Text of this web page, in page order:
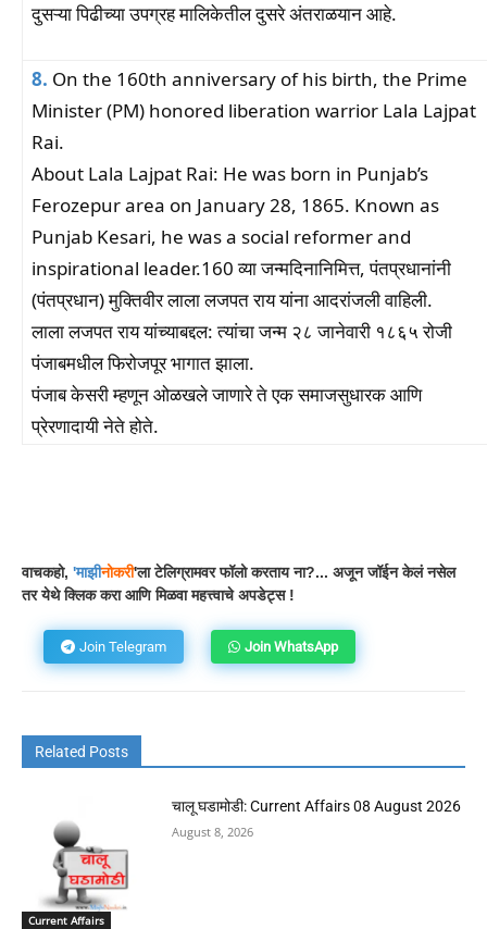
दुसऱ्या पिढीच्या उपग्रह मालिकेतील दुसरे अंतराळयान आहे.
8. On the 160th anniversary of his birth, the Prime
Minister (PM) honored liberation warrior Lala Lajpat
Rai.
About Lala Lajpat Rai: He was born in Punjab’s
Ferozepur area on January 28, 1865. Known as
Punjab Kesari, he was a social reformer and
inspirational leader.160 व्या जन्मदिनानिमित्त, पंतप्रधानांनी
(पंतप्रधान) मुक्तिवीर लाला लजपत राय यांना आदरांजली वाहिली.
लाला लजपत राय यांच्याबद्दल: त्यांचा जन्म २८ जानेवारी १८६५ रोजी
पंजाबमधील फिरोजपूर भागात झाला.
पंजाब केसरी म्हणून ओळखले जाणारे ते एक समाजसुधारक आणि
प्रेरणादायी नेते होते.
वाचकहो, 'माझीनोकरी'ला टेलिग्रामवर फॉलो करताय ना?... अजून जॉईन केलं नसेल
तर येथे क्लिक करा आणि मिळवा महत्त्वाचे अपडेट्स !
Join Telegram Join WhatsApp
Related Posts
Current Affairs
चालू घडामोडी: Current Affairs 08 August 2026
August 8, 2026